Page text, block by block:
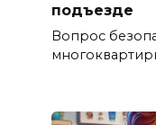
подъезде
Вопрос